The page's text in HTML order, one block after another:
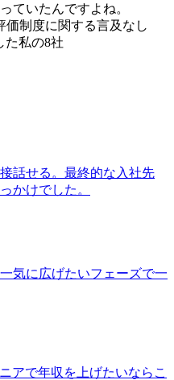
ていたんですよね。
価制度に関する言及なし
た私の8社
話せる。最終的な入社先
かけでした。
気に広げたいフェーズで一
アで年収を上げたいならこ